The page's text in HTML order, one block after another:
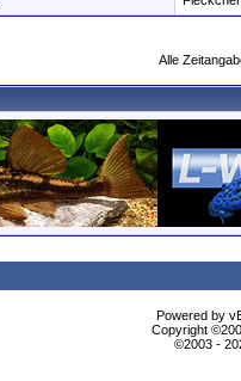
Alle
Powered by
Copyright
©2003 -